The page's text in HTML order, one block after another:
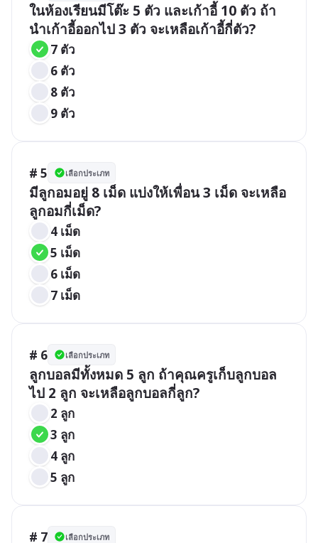
ในห้องเรียนมีโต๊ะ 5 ตัว และเก้าอี้ 10 ตัว ถ้า
นำเก้าอี้ออกไป 3 ตัว จะเหลือเก้าอี้กี่ตัว?
7 ตัว
6 ตัว
8 ตัว
9 ตัว
# 5 เลือกประเภท
มีลูกอมอยู่ 8 เม็ด แบ่งให้เพื่อน 3 เม็ด จะเหลือ
ลูกอมกี่เม็ด?
4 เม็ด
5 เม็ด
6 เม็ด
7 เม็ด
# 6 เลือกประเภท
ลูกบอลมีทั้งหมด 5 ลูก ถ้าคุณครูเก็บลูกบอล
ไป 2 ลูก จะเหลือลูกบอลกี่ลูก?
2 ลูก
3 ลูก
4 ลูก
5 ลูก
# 7 เลือกประเภท